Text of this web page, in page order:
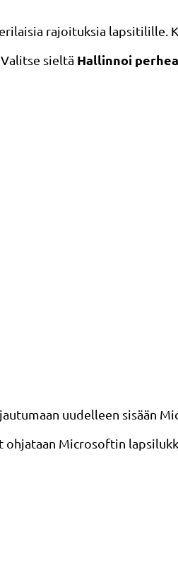
​​rajoituksia lapsitilille.
sieltä Hallinnoi
uudelleen sisään
Microsoftin